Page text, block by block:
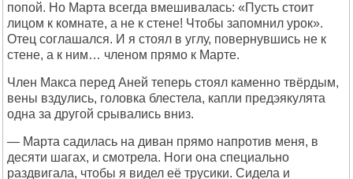
попой. Но Марта всегда вмешивалась: «Пусть стоит
лицом к комнате, а не к стене! Чтобы запомнил урок».
Отец соглашался. И я стоял в углу, повернувшись не к
стене, а к ним… членом прямо к Марте.
Член Макса перед Аней теперь стоял каменно твёрдым,
вены вздулись, головка блестела, капли предэякулята
одна за другой срывались вниз.
— Марта садилась на диван прямо напротив меня, в
десяти шагах, и смотрела. Ноги она специально
раздвигала, чтобы я видел её трусики. Сидела и